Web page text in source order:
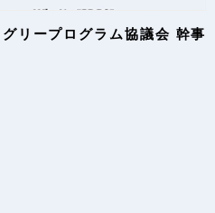
リープログラム協議会 幹事